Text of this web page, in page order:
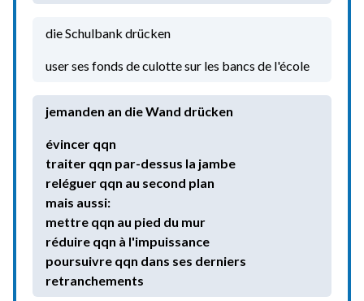
die Schulbank drücken
user ses fonds de culotte sur les bancs de l'école
jemanden an die Wand drücken
évincer qqn
traiter qqn par-dessus la jambe
reléguer qqn au second plan
réduire qqn à l'impuissance
poursuivre qqn dans ses derniers
retranchements